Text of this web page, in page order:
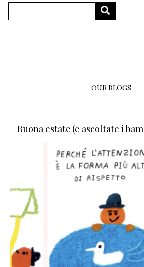
SEARCH
OUR BLOGS
Buona estate (e ascoltate i